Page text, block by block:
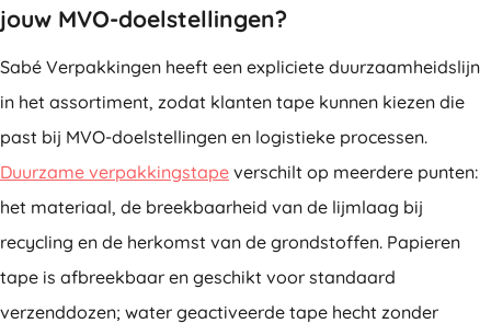
jouw MVO-doelstellingen?
Sabé Verpakkingen heeft een expliciete duurzaamheidslijn
in het assortiment, zodat klanten tape kunnen kiezen die
past bij MVO-doelstellingen en logistieke processen.
Duurzame verpakkingstape verschilt op meerdere punten:
het materiaal, de breekbaarheid van de lijmlaag bij
recycling en de herkomst van de grondstoffen. Papieren
tape is afbreekbaar en geschikt voor standaard
verzenddozen; water geactiveerde tape hecht zonder